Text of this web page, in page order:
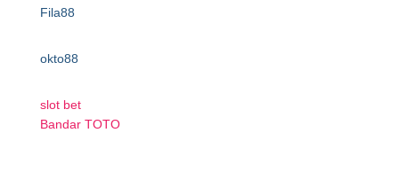
Fila88
okto88
slot bet
Bandar TOTO